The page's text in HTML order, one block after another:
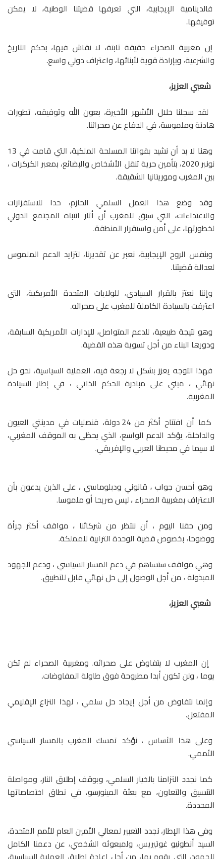
فالدينامية الإيجابية، التي تعرفها قضيتنا الوطنية، لا يمكن
توقيفها.
إن مغربية الصحراء حقيقة ثابتة، لا نقاش فيها، بحكم التاريخ
والشرعية، وبإرادة قوية لأبنائها، واعتراف دولي واسع.
شعبي العزيز،
لقد سجلنا خلال الأشهر الأخيرة، بعون الله وتوفيقه، تطورات
هادئة وملموسة، في الدفاع عن صحرائنا.
وهنا لا بد أن نشيد بقواتنا المسلحة الملكية، التي قامت في 13
نونبر 2020، بتأمين حرية تنقل الأشخاص والبضائع، بمعبر الكركرات ،
بين المغرب وموريتانيا الشقيقة.
وقد وضع هذا العمل السلمي الحازم، حدا للاستفزازات
والاعتداءات، التي سبق للمغرب أن أثار انتباه المجتمع الدولي
لخطورتها، على أمن واستقرار المنطقة.
وبنفس الروح الإيجابية، نعبر عن تقديرنا، لتزايد الدعم الملموس
لعدالة قضيتنا.
وإننا نعتز بالقرار السيادي، للولايات المتحدة الأمريكية، التي
اعترفت بالسيادة الكاملة للمغرب على صحرائه.
وهو نتيجة طبيعية، للدعم المتواصل، للإدارات الأمريكية السابقة،
ودورها البناء من أجل تسوية هذه القضية.
فهذا التوجه يعزز بشكل لا رجعة فيه، العملية السياسية، نحو حل
نهائي ، مبني على مبادرة الحكم الذاتي ، في إطار السيادة
المغربية.
كما أن افتتاح أكثر من 24 دولة، قنصليات في مدينتي العيون
والداخلة، يؤكد الدعم الواسع، الذي يحظى به الموقف المغربي،
لا سيما في محيطنا العربي والإفريقي.
وهو أحسن جواب ، قانوني ودبلوماسي ، على الذين يدعون بأن
الاعتراف بمغربية الصحراء ، ليس صريحا أو ملموسا.
ومن حقنا اليوم ، أن ننتظر من شركائنا ، مواقف أكثر جرأة
ووضوحا، بخصوص قضية الوحدة الترابية للمملكة.
وهي مواقف ستساهم في دعم المسار السياسي ، ودعم الجهود
المبذولة ، من أجل الوصول إلى حل نهائي قابل للتطبيق.
شعبي العزيز،
إن المغرب لا يتفاوض على صحرائه. ومغربية الصحراء لم تكن
يوما ، ولن تكون أبدا مطروحة فوق طاولة المفاوضات.
وإنما نتفاوض من أجل إيجاد حل سلمي ، لهذا النزاع الإقليمي
المفتعل.
وعلى هذا الأساس ، نؤكد تمسك المغرب بالمسار السياسي
الأممي.
كما نجدد التزامنا بالخيار السلمي، وبوقف إطلاق النار، ومواصلة
التنسيق والتعاون، مع بعثة المينورسو، في نطاق اختصاصاتها
المحددة.
وفي هذا الإطار، نجدد التعبير لمعالي الأمين العام للأمم المتحدة،
السيد أنطونيو غوتيريس، ولمبعوثه الشخصي، عن دعمنا الكامل